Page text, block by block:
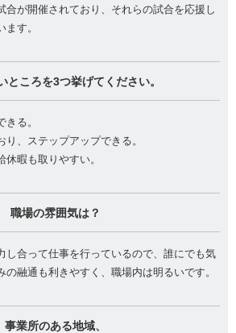
合が開催されており、それらの試合を応援し
す。
ところを3つ挙げてください。
きる。
り、ステップアップできる。
休暇も取りやすい。
職場の雰囲気は？
し合って仕事を行っているので、誰にでも気
融通も利きやすく、職場内は明るいです。
事業所のある地域、